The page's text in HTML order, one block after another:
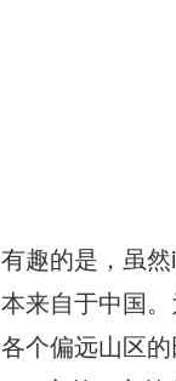
有趣的是，虽
本来自于中国
各个偏远山区